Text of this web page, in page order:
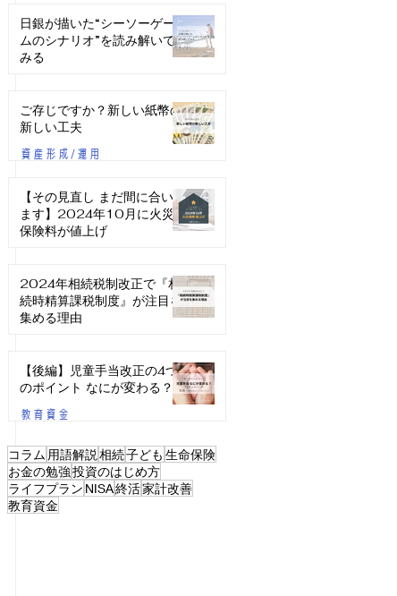
日銀が描いた“シーソーゲー
ムのシナリオ”を読み解いて
みる
ご存じですか？新しい紙幣の
新しい工夫
資産形成/運用
【その見直し まだ間に合い
ます】2024年10月に火災
保険料が値上げ
2024年相続税制改正で『相
続時精算課税制度』が注目を
集める理由
【後編】児童手当改正の4つ
のポイント なにが変わる？
教育資金
コラム 用語解説 相続子ども 生命保険
お金の勉強投資のはじめ方
ライフプラン NISA終活家計改善
教育資金